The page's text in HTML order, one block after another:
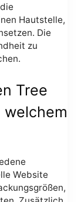
Hautstelle,
Die
zu
Tree
welchem
Website